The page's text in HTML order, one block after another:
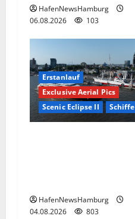
HafenNewsHamburg
06.08.2026
103
Erstanlauf
Exclusive Aerial Pics
Scenic Eclipse II
Schiffe
HafenNewsHamburg
04.08.2026
803